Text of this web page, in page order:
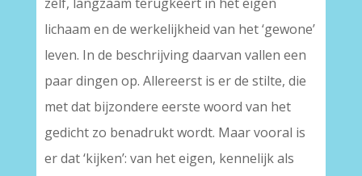
zelf, langzaam terugkeert in het eigen
lichaam en de werkelijkheid van het ‘gewone’
leven. In de beschrijving daarvan vallen een
paar dingen op. Allereerst is er de stilte, die
met dat bijzondere eerste woord van het
gedicht zo benadrukt wordt. Maar vooral is
er dat ‘kijken’: van het eigen, kennelijk als